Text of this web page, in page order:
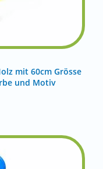
mit 60cm Grösse
und Motiv